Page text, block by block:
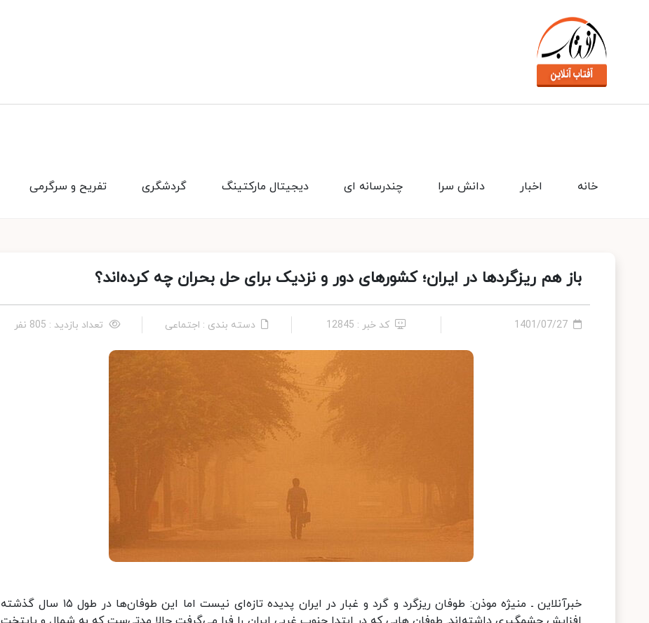
تفریح و سرگرمی گردشگری دیجیتال مارکتینگ چندرسانه ای دانش سرا اخبار خانه
باز هم ریزگردها در ایران؛ کشورهای دور و نزدیک برای حل بحران چه کرده‌اند؟
1401/07/27 کد خبر : 12845 دسته بندی : اجتماعی تعداد بازدید : 805 نفر
خبرآنلاین ـ منیژه موذن: طوفان ریزگرد و گرد و غبار در ایران پدیده تازه‌ای نیست اما این طوفان‌ها در طول ۱۵ سال گذشته